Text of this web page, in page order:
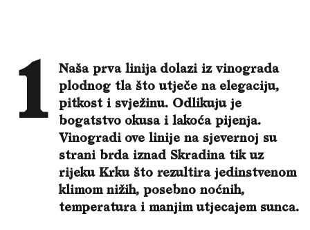
Naša prva linija dolazi iz vinograda
plodnog tla što utječe na elegaciju,
pitkost i svježinu. Odlikuju je
bogatstvo okusa i lakoća pijenja.
Vinogradi ove linije na sjevernoj su
strani brda iznad Skradina tik uz
rijeku Krku što rezultira jedinstvenom
klimom nižih, posebno noćnih,
temperatura i manjim utjecajem sunca.